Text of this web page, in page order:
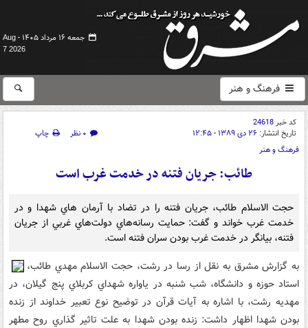
جمعه ۱۶ مرداد ۱۴۰۵ -
Aug
7 2026
فرهنگ و هنر
کد خبر24618
تاریخ انتشار: ۲۶ دی ۱۳۸۹ - ۱۲:۴۵ ۰ نظر
چاپ
فرهنگ و هنر
طائب: جريان فتنه در خدمت غرب است
حجت الاسلام طائب، جريان فتنه را در تضاد با آرمان هاي شهدا و در
خدمت غرب خواند و گفت: حمايت رسانه‌هاي دولت‌هاي غربي از جريان
فتنه، بيانگر در خدمت غرب بودن سران فتنه است.
به گزارش مشرق به نقل از رسا در رشت، حجت الاسلام مهدي طائب،
استاد حوزه و دانشگاه، شب شنبه در ياواره شهداي کربلاي پنج گيلان، در
مهديه رشت، با اشاره به آيات قرآن در توضيح نوع تعبير خداوند از زنده
بودن شهدا اظهار داشت: زنده بودن شهدا به علت تاثير گذاري روح مطهر